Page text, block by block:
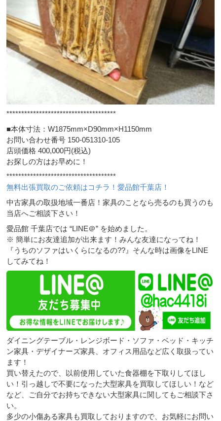
*************************************
■本体寸法：W1875mm×D90mm×H1150mm
お問い合わせ番号 150-051310-105
店頭価格 400,000円(税込)
お探しの方はお早めに！
*************************************
無料出張買取のご依頼はコチラ！愛品館千葉店！
中古家具の取扱地域一番店！家具のことなら売るのも買うのも
当店へご相談下さい！
愛品館 千葉店では “LINE＠” を始めました。
※ 簡単にお友達追加が出来ます！みんな友達になってね！
『うちのソファはいくらになるの??』そんな時は画像をLINE
してみてね！
ダイニングテーブル・レンジボード・ソファ・ベッド・キッチ
ン家具・デザイナーズ家具、オフィス用品など広く取扱ってい
ます！
買い替えたので、以前使用していた食器棚を下取りしてほし
い！引っ越しで不要になった大型家具を買取してほしい！など
など、ご自分でお持ちできない大型家具に関してもご相談下さ
い。
多少の小傷ある家具も買取しておりますので、お気軽にお問い